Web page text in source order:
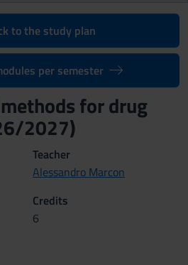
to the study plan
per semester
for drug
2027)
Teacher
Alessandro Marcon
Credits
6